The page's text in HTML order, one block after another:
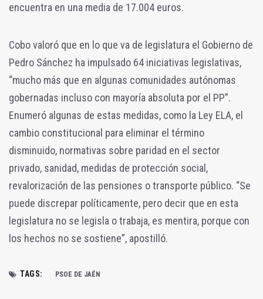
encuentra en una media de 17.004 euros.
Cobo valoró que en lo que va de legislatura el Gobierno de
Pedro Sánchez ha impulsado 64 iniciativas legislativas,
“mucho más que en algunas comunidades autónomas
gobernadas incluso con mayoría absoluta por el PP”.
Enumeró algunas de estas medidas, como la Ley ELA, el
cambio constitucional para eliminar el término
disminuido, normativas sobre paridad en el sector
privado, sanidad, medidas de protección social,
revalorización de las pensiones o transporte público. “Se
puede discrepar políticamente, pero decir que en esta
legislatura no se legisla o trabaja, es mentira, porque con
los hechos no se sostiene”, apostilló.
TAGS: PSOE DE JAÉN